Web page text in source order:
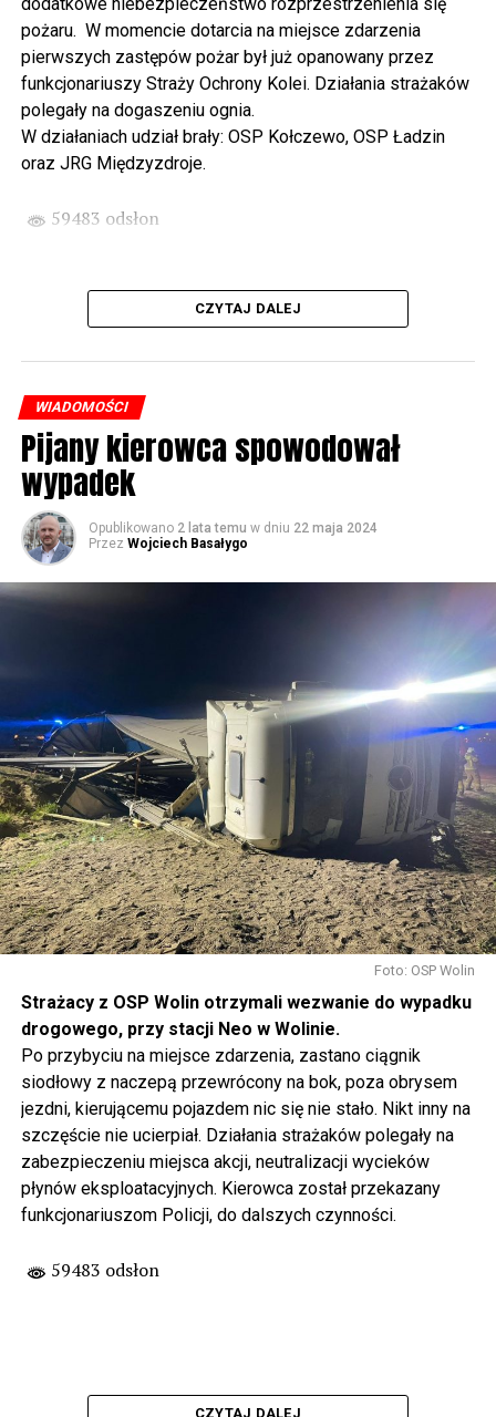
wysłuchamy organowego koncertu w wykonaniu
państwa Witkowskich.
Wyjątkowym wydarzeniem będzie koncert w wykonaniu
Kawuś Music Project, podczas którego wysłuchamy
polskich przebojów w jazzowej aranżacji (godz. 20.00
przed biblioteką). Podczas koncertu zaplanowaliśmy dla
Projektów Interreg VI A – Kultura i zrównoważona
turystyka.
(Niemcy), Biblioteka Publiczna Gminy Wolin, Parafia
Rzymskokatolicka w Wolinie
59484 odsłon
dodatkowe niebezpieczeństwo rozprzestrzenienia się
pożaru. W momencie dotarcia na miejsce zdarzenia
pierwszych zastępów pożar był już opanowany przez
funkcjonariuszy Straży Ochrony Kolei. Działania strażaków
polegały na dogaszeniu ognia.
W działaniach udział brały: OSP Kołczewo, OSP Ładzin
oraz JRG Międzyzdroje.
59483 odsłon
CZYTAJ DALEJ
WIADOMOŚCI
Pijany kierowca spowodował
wypadek
Opublikowano 2 lata temu w dniu 22 maja 2024
Przez Wojciech Basałygo
Foto: OSP Wolin
Strażacy z OSP Wolin otrzymali wezwanie do wypadku
drogowego, przy stacji Neo w Wolinie.
Po przybyciu na miejsce zdarzenia, zastano ciągnik
siodłowy z naczepą przewrócony na bok, poza obrysem
jezdni, kierującemu pojazdem nic się nie stało. Nikt inny na
szczęście nie ucierpiał. Działania strażaków polegały na
zabezpieczeniu miejsca akcji, neutralizacji wycieków
płynów eksploatacyjnych. Kierowca został przekazany
funkcjonariuszom Policji, do dalszych czynności.
59483 odsłon
CZYTAJ DALEJ